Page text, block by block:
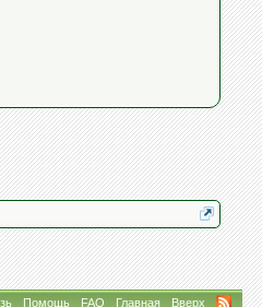
Помощь FAQ Главная Вверх